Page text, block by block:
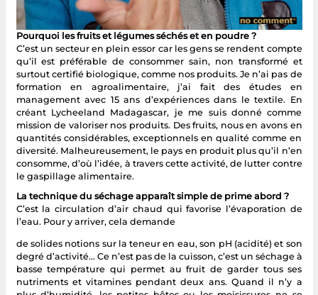
Pourquoi les fruits et légumes séchés et en poudre ?
C’est un secteur en plein essor car les gens se rendent compte
qu’il est préférable de consommer sain, non transformé et
surtout certifié biologique, comme nos produits. Je n’ai pas de
formation en agroalimentaire, j’ai fait des études en
management avec 15 ans d’expériences dans le textile. En
créant Lycheeland Madagascar, je me suis donné comme
mission de valoriser nos produits. Des fruits, nous en avons en
quantités considérables, exceptionnels en qualité comme en
diversité. Malheureusement, le pays en produit plus qu’il n’en
consomme, d’où l’idée, à travers cette activité, de lutter contre
le gaspillage alimentaire.
La technique du séchage apparaît simple de prime abord ?
C’est la circulation d’air chaud qui favorise l’évaporation de
l’eau. Pour y arriver, cela demande
de solides notions sur la teneur en eau, son pH (acidité) et son
degré d’activité… Ce n’est pas de la cuisson, c’est un séchage à
basse température qui permet au fruit de garder tous ses
nutriments et vitamines pendant deux ans. Quand il n’y a